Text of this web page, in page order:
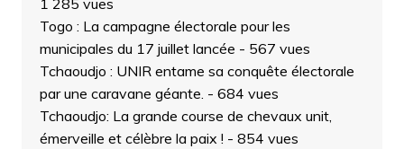
1 285 vues
Togo : La campagne électorale pour les
municipales du 17 juillet lancée - 567 vues
Tchaoudjo : UNIR entame sa conquête électorale
par une caravane géante. - 684 vues
Tchaoudjo: La grande course de chevaux unit,
émerveille et célèbre la paix ! - 854 vues